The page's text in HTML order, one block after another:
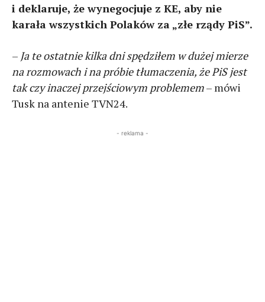
i deklaruje, że wynegocjuje z KE, aby nie
karała wszystkich Polaków za „złe rządy PiS”.
– Ja te ostatnie kilka dni spędziłem w dużej mierze
na rozmowach i na próbie tłumaczenia, że PiS jest
tak czy inaczej przejściowym problemem– mówi
Tusk na antenie TVN24.
- reklama -